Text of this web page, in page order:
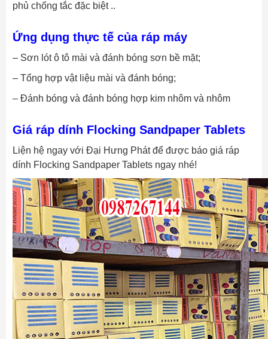
phủ chống tắc đặc biệt ..
Ứng dụng thực tế của ráp máy
– Sơn lót ô tô mài và đánh bóng sơn bề mặt;
– Tổng hợp vật liệu mài và đánh bóng;
– Đánh bóng và đánh bóng hợp kim nhôm và nhôm
Giá ráp dính Flocking Sandpaper Tablets
Liện hệ ngay với Đại Hưng Phát để được báo giá ráp
dính Flocking Sandpaper Tablets ngay nhé!